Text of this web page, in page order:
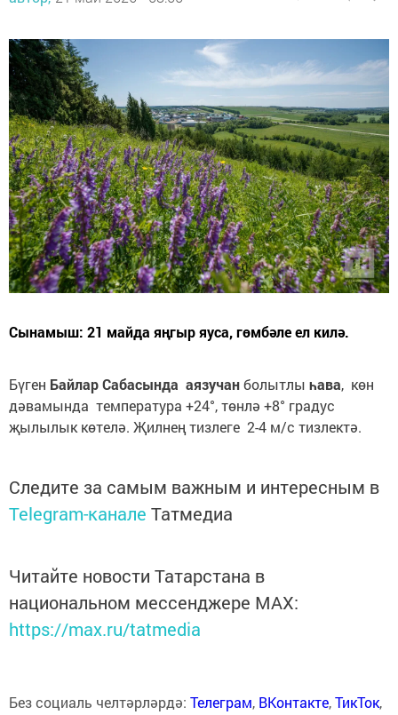
Сынамыш: 21 майда яңгыр яуса, гөмбәле ел килә.
Бүген БайларСабасында аязучанболытлы һава, көн
дәвамында температура +24°, төнлә +8° градус
җылылык көтелә. Җилнең тизлеге 2-4 м/с тизлектә.
Следите за самым важным и интересным в
Telegram-канале Татмедиа
Читайте новости Татарстана в
национальном мессенджере MАХ:
https://max.ru/tatmedia
Без социаль челтәрләрдә: Телеграм, ВКонтакте,ТикТок,